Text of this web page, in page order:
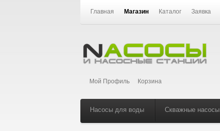
Главная Магазин Каталог Заявка
Мой Профиль Корзина
Насосы для воды Скважные насосы